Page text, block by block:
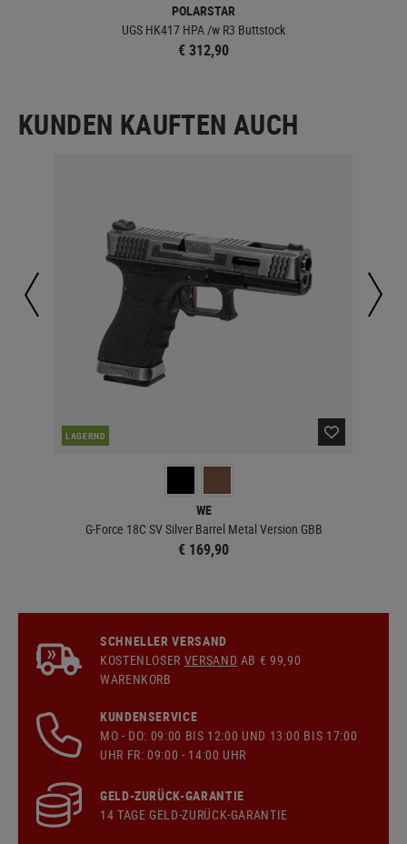
POLARSTAR
UGS HK417 HPA /w R3 Buttstock
€ 312,90
KUNDEN KAUFTEN AUCH
LAGERND
WE
G-Force 18C SV Silver Barrel Metal Version GBB
€ 169,90
SCHNELLER VERSAND
KOSTENLOSER VERSAND AB € 99,90
WARENKORB
KUNDENSERVICE
MO - DO: 09:00 BIS 12:00 UND 13:00 BIS 17:00
UHR FR: 09:00 - 14:00 UHR
GELD-ZURÜCK-GARANTIE
14 TAGE GELD-ZURÜCK-GARANTIE